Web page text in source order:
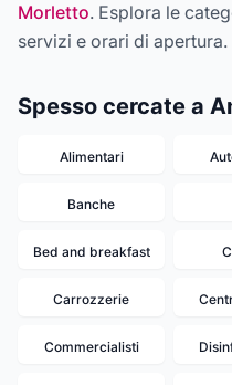
Morletto. Esplora le
servizi e orari di apertura.
Spesso cercate a
Alimentari
Banche
Bed and breakfast
Carrozzerie
Commercialisti